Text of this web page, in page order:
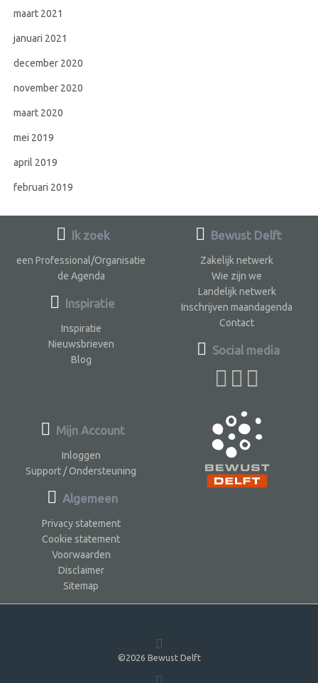
maart 2021
januari 2021
december 2020
november 2020
maart 2020
mei 2019
april 2019
februari 2019
Ik zoek
een Professional/Organisatie
de Agenda
Inspiratie
Inspiratie
Nieuwsbrieven
Blog
Bewust Delft
Zakelijk netwerk
Wie zijn we
Landelijk netwerk
Inschrijven maandagenda
Contact
Social media
Mijn Account
Inloggen
Support / Ondersteuning
Algemeen
Privacy statement
Cookie statement
Voorwaarden
Disclaimer
Sitemap
©2026 Bewust Delft